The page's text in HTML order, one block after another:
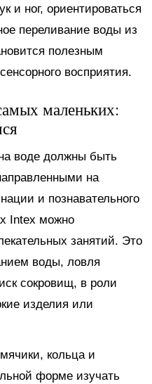
и ног, ориентироваться
переливание воды из
полезным
восприятия.
маленьких:
воде должны быть
на
и познавательного
Intex можно
занятий. Это
воды, ловля
сокровищ, в роли
изделия или
кольца и
форме изучать